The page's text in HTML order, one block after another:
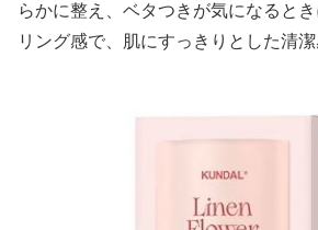
らかに整え、ベタつきが気になると
リング感で、肌にすっきりとした清潔